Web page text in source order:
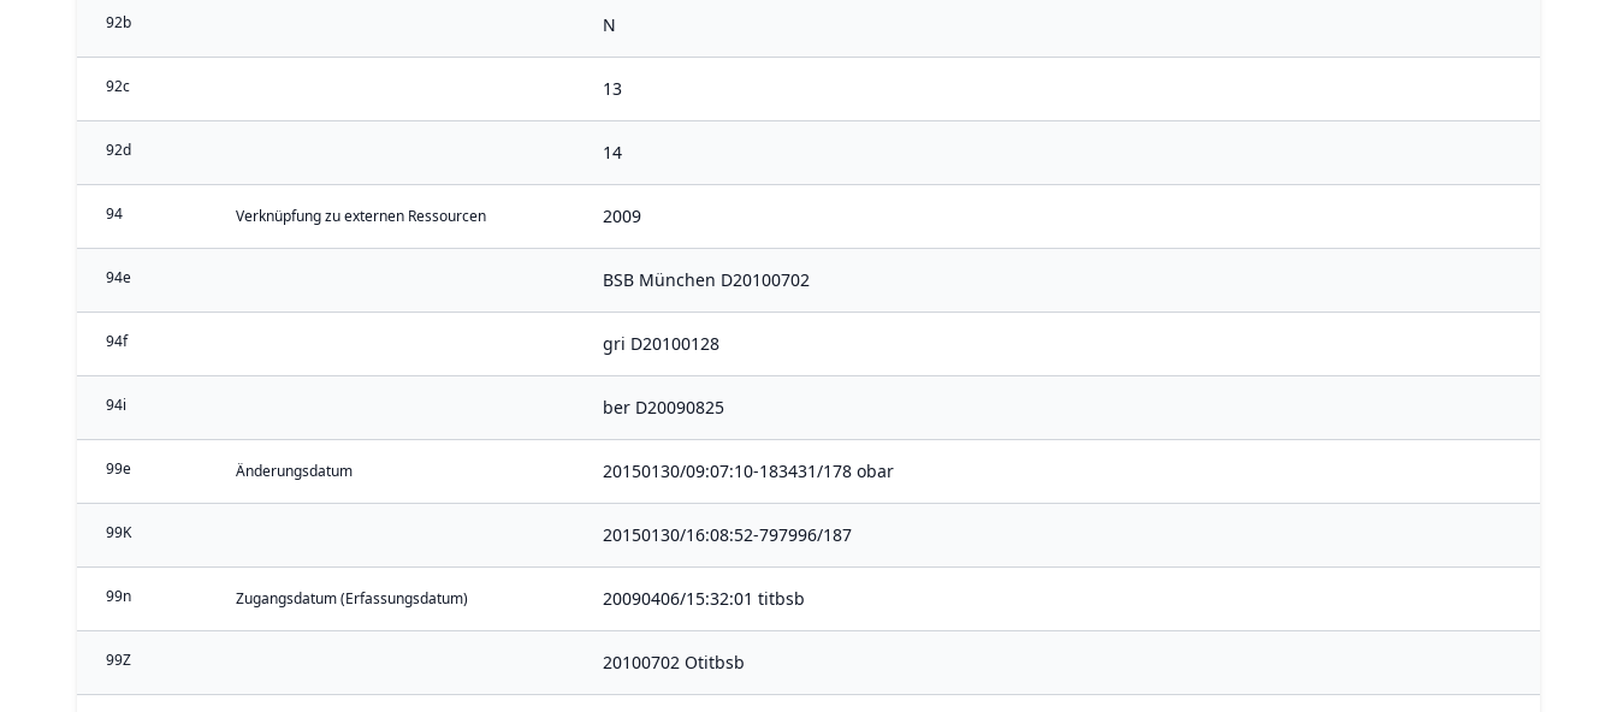
92b N
92c 13
92d 14
94 Verknüpfung zu externen Ressourcen 2009
94e BSB München D20100702
94f gri D20100128
94i ber D20090825
99e Änderungsdatum 20150130/09:07:10-183431/178 obar
99K 20150130/16:08:52-797996/187
99n Zugangsdatum (Erfassungsdatum) 20090406/15:32:01 titbsb
99Z 20100702 Otitbsb